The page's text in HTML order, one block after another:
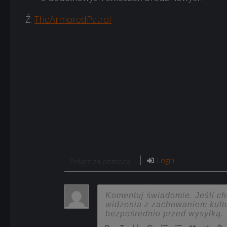
Ź: TheArmoredPatrol
Login